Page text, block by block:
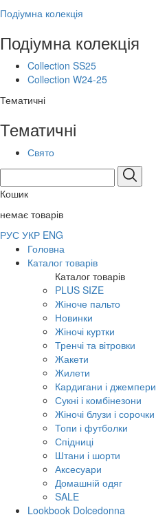
Подіумна колекція
Подіумна колекція
Collection SS25
Collection W24-25
Тематичні
Тематичні
Свято
Кошик
немає товарів
РУС УКР ENG
Головна
Каталог товарів
Каталог товарів
PLUS SIZE
Жіноче пальто
Новинки
Жіночі куртки
Тренчі та вітровки
Жакети
Жилети
Кардигани і джемпери
Сукні і комбінезони
Жіночі блузи і сорочки
Топи і футболки
Спідниці
Штани і шорти
Аксесуари
Домашній одяг
SALE
Lookbook Dolcedonna